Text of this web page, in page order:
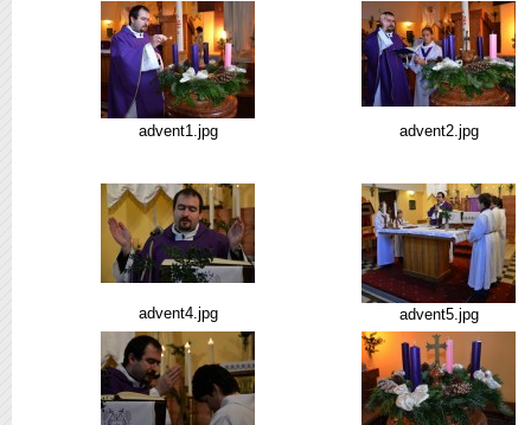
advent1.jpg advent2.jpg
advent4.jpg advent5.jpg